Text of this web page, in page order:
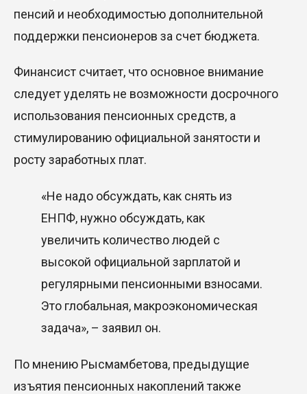
пенсий и необходимостью дополнительной
поддержки пенсионеров за счет бюджета.
Финансист считает, что основное внимание
следует уделять не возможности досрочного
использования пенсионных средств, а
стимулированию официальной занятости и
росту заработных плат.
«Не надо обсуждать, как снять из
ЕНПФ, нужно обсуждать, как
увеличить количество людей с
высокой официальной зарплатой и
регулярными пенсионными взносами.
Это глобальная, макроэкономическая
задача», – заявил он.
По мнению Рысмамбетова, предыдущие
изъятия пенсионных накоплений также